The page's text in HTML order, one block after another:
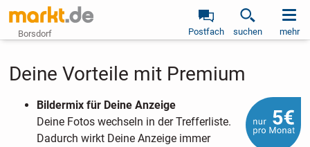
Borsdorf Postfach suchen mehr
Deine Vorteile mit Premium
Bildermix für Deine Anzeige
Deine Fotos wechseln in der Trefferliste.
Dadurch wirkt Deine Anzeige immer